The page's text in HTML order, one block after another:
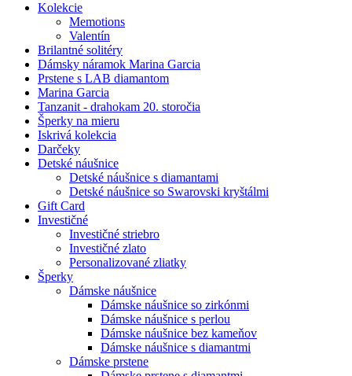
Kolekcie
Memotions
Valentín
Brilantné solitéry
Dámsky náramok Marina Garcia
Prstene s LAB diamantom
Marina Garcia
Tanzanit - drahokam 20. storočia
Šperky na mieru
Iskrivá kolekcia
Darčeky
Detské náušnice
Detské náušnice s diamantami
Detské náušnice so Swarovski kryštálmi
Gift Card
Investičné
Investičné striebro
Investičné zlato
Personalizované zliatky
Šperky
Dámske náušnice
Dámske náušnice so zirkónmi
Dámske náušnice s perlou
Dámske náušnice bez kameňov
Dámske náušnice s diamantmi
Dámske prstene